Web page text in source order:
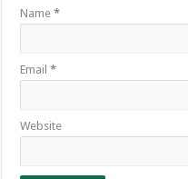
Name*
Email*
Website